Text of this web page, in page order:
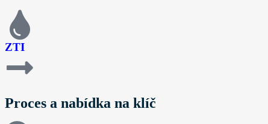
ZTI
Proces a nabídka na klíč